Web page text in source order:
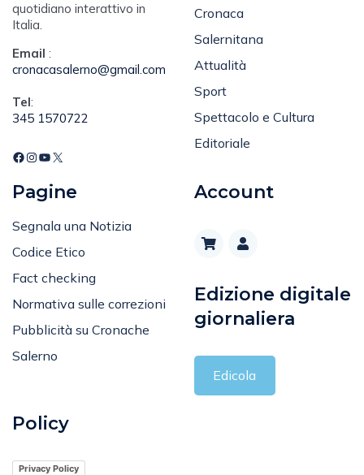
quotidiano interattivo in
Italia.
Email :
cronacasalerno@gmail.com
Tel:
345 1570722
Cronaca
Salernitana
Attualità
Sport
Spettacolo e Cultura
Editoriale
Pagine
Segnala una Notizia
Codice Etico
Fact checking
Normativa sulle correzioni
Pubblicità su Cronache
Salerno
Account
Edizione digitale
giornaliera
Edicola
Policy
Privacy Policy